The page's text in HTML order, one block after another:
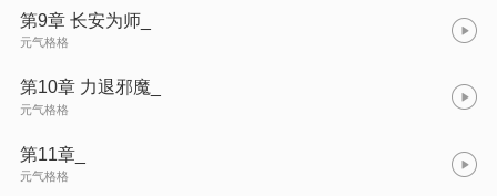
第9章 长安为师_
元气格格
第10章 力退邪魔_
元气格格
第11章_
元气格格